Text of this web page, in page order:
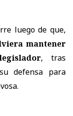
luego de que,
mantener
, tras
defensa para